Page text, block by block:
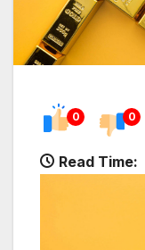
0 0
Read Time: